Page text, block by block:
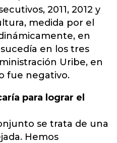
2011, 2012 y
medida por el
en
en los tres
Uribe, en
fue negativo.
para lograr el
se trata de una
Hemos